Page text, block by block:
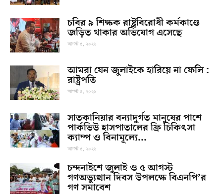
চবির ৯ শিক্ষক রাষ্ট্রবিরোধী কর্মকাণ্ডে
জড়িত থাকার অভিযোগ এসেছে
আগস্ট ৫, ২০২৬
আমরা যেন জুলাইকে হারিয়ে না ফেলি :
রাষ্ট্রপতি
আগস্ট ৫, ২০২৬
সাতকানিয়ার বন্যাদুর্গত মানুষের পাশে
পার্কভিউ হাসপাতালের ফ্রি চিকিৎসা
ক্যাম্প ও বিনামূল্যে...
আগস্ট ৫, ২০২৬
চন্দনাইশে জুলাই ও ৫ আগস্ট
গণঅভ্যুত্থান দিবস উপলক্ষে বিএনপি’র
গণ সমাবেশ